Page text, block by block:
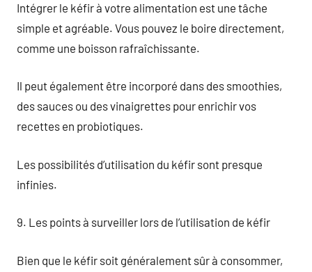
Intégrer le kéfir à votre alimentation est une tâche
simple et agréable. Vous pouvez le boire directement,
comme une boisson rafraîchissante.
Il peut également être incorporé dans des smoothies,
des sauces ou des vinaigrettes pour enrichir vos
recettes en probiotiques.
Les possibilités d’utilisation du kéfir sont presque
infinies.
9. Les points à surveiller lors de l’utilisation de kéfir
Bien que le kéfir soit généralement sûr à consommer,